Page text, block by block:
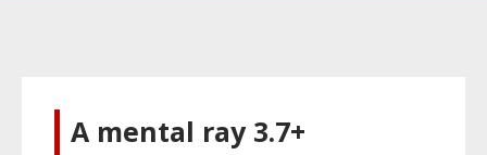
A mental ray 3.7+